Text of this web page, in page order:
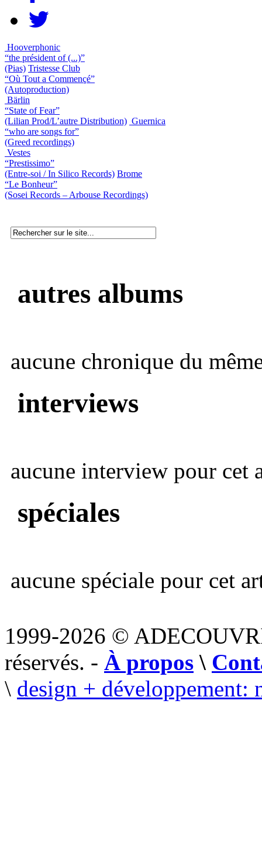
Hooverphonic
“the président of (...)”
(Pias) Tristesse Club
“Où Tout a Commençé”
(Autoproduction)
Bärlin
“State of Fear”
(Lilian Prod/L’autre Distribution) Guernica
“who are songs for”
(Greed recordings)
Vestes
“Prestissimo”
(Entre-soi / In Silico Records) Brome
“Le Bonheur”
(Sosei Records – Arbouse Recordings)
autres albums
aucune chronique du
interviews
aucune interview pour cet
spéciales
aucune spéciale pour cet
1999-2026 ©
réservés. - À propos \
\ design + développement: